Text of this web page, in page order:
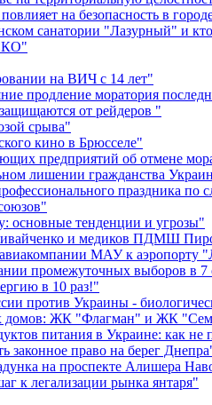
на безопасность в
санатории "Лазурный" и
на ВИЧ с 14 лет"
продление моратория
от рейдеров "
срыва"
кино в Брюсселе"
предприятий об отмене
лишении гражданства
праздника по
основные тенденции и угрозы"
и медиков ПДМШ
МАУ к
промежуточных выборов в 7
в 10 раз!"
против Украины -
домов: ЖК "Флагман" и ЖК
питания в Украине: как
законное право на берег
на проспекте Алишера
к легализации рынка янтаря"